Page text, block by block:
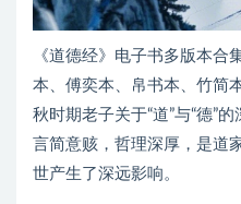
《道德经》电子书多版本合
本、傅奕本、帛书本、竹简
秋时期老子关于“道”与“德”
言简意赅，哲理深厚，是道
世产生了深远影响。